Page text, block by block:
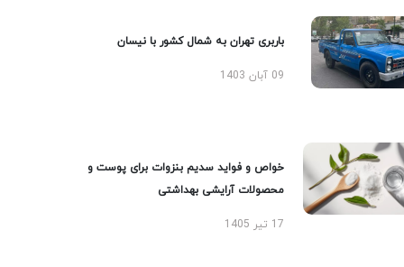
باربری تهران به شمال کشور با نیسان
09 آبان 1403
خواص و فواید سدیم بنزوات برای پوست و
محصولات آرایشی بهداشتی
17 تیر 1405